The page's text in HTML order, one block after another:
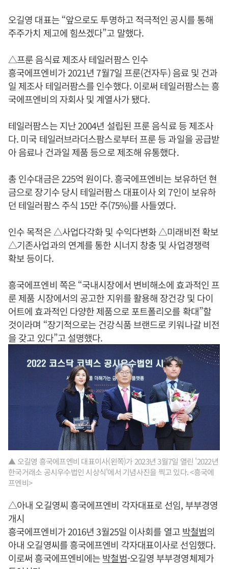
오길영 대표는 “앞으로도 투명하고 적극적인 공시를 통해
주주가치 제고에 힘쓰겠다”고 말했다.
△프룬 음식료 제조사 테일러팜스 인수
흥국에프엔비가 2021년 7월7일 프룬(건자두) 음료 및 건과
일 제조사 테일러팜스를 인수했다. 이로써 테일러팜스는 흥
국에프엔비의 자회사 및 계열사가 됐다.
테일러팜스는 지난 2004년 설립된 프룬 음식료 등 제조사
다. 미국 테일러브라더스팜스로부터 프룬 등 과일을 공급받
아 음료나 건과일 제품 등으로 제조해 유통했다.
총 인수대금은 225억 원이다. 흥국에프엔비는 보유하던 현
금으로 장기수 당시 테일러팜스 대표이사 외 7인이 보유하
던 테일러팜스 주식 15만 주(75%)를 사들였다.
인수 목적은 △사업다각화 및 수익다변화 △미래비전 확보
△기존사업과의 연계를 통한 시너지 창충 및 사업경쟁력
확보 등이다.
흥국에프엔비 쪽은 “국내시장에서 변비해소에 효과적인 프
룬 제품 시장에서의 공고한 지위를 활용해 장건강 및 다이
어트에 효과적인 다양한 제품으로 포트폴리오를 확대”할
것이라며 “장기적으로는 건강식품 브랜드로 키워나갈 비전
을 갖고 있다”고 설명했다.
▲ 오길영 흥국에프엔비 대표이사(왼쪽)가 2023년 3월7일 열린 '2022년
한국거래소 공시우수법인 시상식'에서 기념사진을 찍고 있다. <흥국에
프엔비>
△아내 오길영씨 흥국에프엔비 각자대표로 선임, 부부경영
개시
흥국에프엔비가 2016년 3월25일 이사회를 열고박철범의
아내 오길영씨를 흥국에프엔비 각자대표이사로 선임했다.
이로써 흥국에프엔비에는박철범-오길영 부부경영체제가